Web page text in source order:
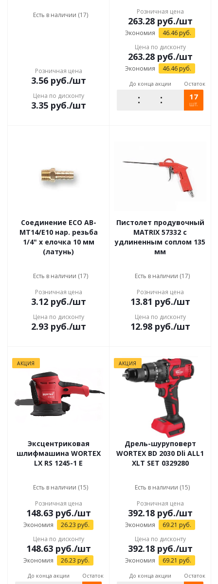
Есть в наличии (17)
Розничная цена
3.56руб./шт
Цена по дисконту
3.35руб./шт
Розничная цена
263.28руб./шт
Экономия 46.46 руб.
Цена по дисконту
263.28руб./шт
Экономия 46.46 руб.
До конца акции Остаток
17
шт.
Соединение ECO AB-
MT14/E10 нар. резьба
1/4" х елочка 10 мм
(латунь)
Есть в наличии (17)
Розничная цена
3.12руб./шт
Цена по дисконту
2.93руб./шт
Пистолет продувочный
MATRIX 57332 с
удлиненным соплом 135
мм
Есть в наличии (17)
Розничная цена
13.81 руб./шт
Цена по дисконту
12.98руб./шт
АКЦИЯ
Эксцентриковая
шлифмашина WORTEX
LX RS 1245-1 E
Есть в наличии (15)
Розничная цена
148.63руб./шт
Экономия 26.23 руб.
Цена по дисконту
148.63руб./шт
Экономия 26.23 руб.
До конца акции Остаток
АКЦИЯ
Дрель-шуруповерт
WORTEX BD 2030 Dli ALL1
XLT SET 0329280
Есть в наличии (15)
Розничная цена
392.18руб./шт
Экономия 69.21 руб.
Цена по дисконту
392.18руб./шт
Экономия 69.21 руб.
До конца акции Остаток